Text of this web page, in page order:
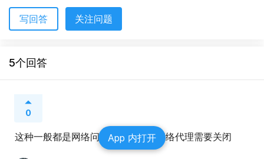
写回答 关注问题
5个回答
0
这种一般都是网络问题，如果开着网络代理需要关闭
App 内打开